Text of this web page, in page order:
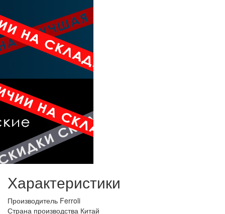
Характеристики
Производитель Ferroli
Страна производства Китай